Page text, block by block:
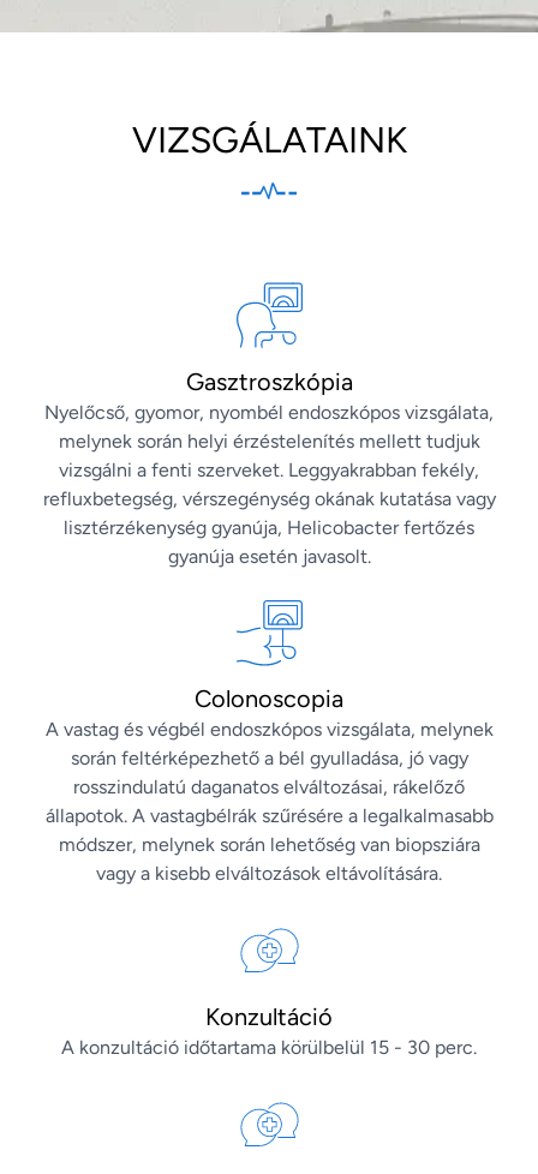
VIZSGÁLATAINK
Gasztroszkópia
Nyelőcső, gyomor, nyombél endoszkópos vizsgálata,
melynek során helyi érzéstelenítés mellett tudjuk
vizsgálni a fenti szerveket. Leggyakrabban fekély,
refluxbetegség, vérszegénység okának kutatása vagy
lisztérzékenység gyanúja, Helicobacter fertőzés
gyanúja esetén javasolt.
Colonoscopia
A vastag és végbél endoszkópos vizsgálata, melynek
során feltérképezhető a bél gyulladása, jó vagy
rosszindulatú daganatos elváltozásai, rákelőző
állapotok. A vastagbélrák szűrésére a legalkalmasabb
módszer, melynek során lehetőség van biopsziára
vagy a kisebb elváltozások eltávolítására.
Konzultáció
A konzultáció időtartama körülbelül 15 - 30 perc.